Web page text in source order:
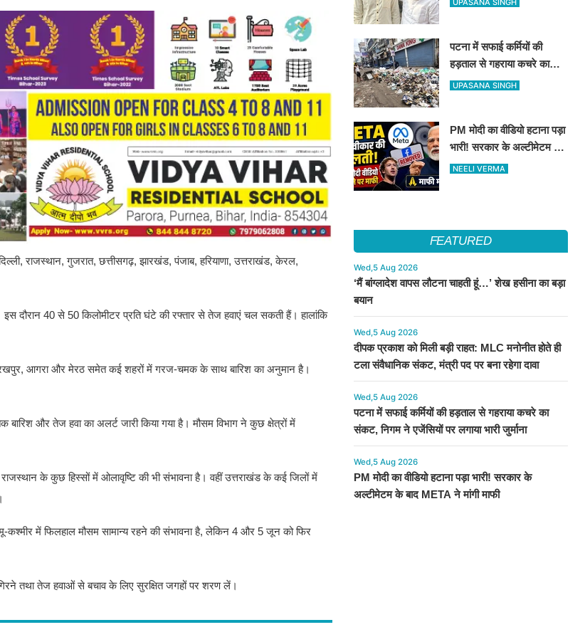
राजस्थान, गुजरात, छत्तीसगढ़, झारखंड, पंजाब, हरियाणा, उत्तराखंड, केरल,
दौरान 40 से 50 किलोमीटर प्रति घंटे की रफ्तार से तेज हवाएं चल सकती हैं। हालांकि
आगरा और मेरठ समेत कई शहरों में गरज-चमक के साथ बारिश का अनुमान है।
और तेज हवा का अलर्ट जारी किया गया है। मौसम विभाग ने कुछ क्षेत्रों में
के कुछ हिस्सों में ओलावृष्टि की भी संभावना है। वहीं उत्तराखंड के कई जिलों में
में फिलहाल मौसम सामान्य रहने की संभावना है, लेकिन 4 और 5 जून को फिर
तथा तेज हवाओं से बचाव के लिए सुरक्षित जगहों पर शरण लें।
UPASANA SINGH
पटना में सफाई कर्मियों की
हड़ताल से गहराया कचरे का
संकट, निगम ने एजेंसियों पर
UPASANA SINGH
PM मोदी का वीडियो हटाना पड़ा
भारी! सरकार के अल्टीमेटम के
बाद META ने मांगी माफी
NEELI VERMA
FEATURED
Wed,5 Aug 2026
‘मैं बांग्लादेश वापस लौटना चाहती हूं…’ शेख हसीना का बड़ा
बयान
Wed,5 Aug 2026
दीपक प्रकाश को मिली बड़ी राहत: MLC मनोनीत होते ही
टला संवैधानिक संकट, मंत्री पद पर बना रहेगा दावा
Wed,5 Aug 2026
पटना में सफाई कर्मियों की हड़ताल से गहराया कचरे का
संकट, निगम ने एजेंसियों पर लगाया भारी जुर्माना
Wed,5 Aug 2026
PM मोदी का वीडियो हटाना पड़ा भारी! सरकार के
अल्टीमेटम के बाद META ने मांगी माफी